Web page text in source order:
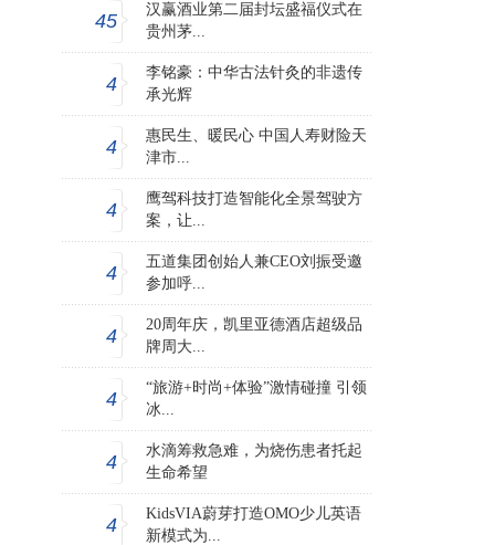
45
汉赢酒业第二届封坛盛福仪式在
贵州茅...
4
李铭豪：中华古法针灸的非遗传
承光辉
4
惠民生、暖民心 中国人寿财险天
津市...
4
鹰驾科技打造智能化全景驾驶方
案，让...
4
五道集团创始人兼CEO刘振受邀
参加呼...
4
20周年庆，凯里亚德酒店超级品
牌周大...
4
“旅游+时尚+体验”激情碰撞 引领
冰...
4
水滴筹救急难，为烧伤患者托起
生命希望
4
KidsVIA蔚芽打造OMO少儿英语
新模式为...